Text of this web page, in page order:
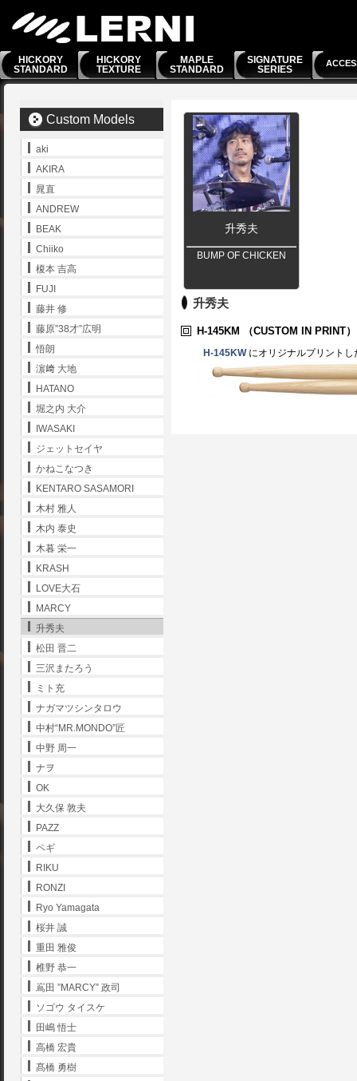
HICKORY
STANDARD
HICKORY
TEXTURE
MAPLE
STANDARD
SIGNATURE
SERIES
升秀夫
BUMP OF CHICKEN
升秀夫
H-145KM （CUSTOM IN PRINT）
H-145KWにオリジナルプリントし
Custom Models
aki
AKIRA
晁直
ANDREW
BEAK
Chiiko
榎本 吉高
FUJI
藤井 修
藤原”38才”広明
悟朗
濵﨑 大地
HATANO
堀之内 大介
IWASAKI
ジェットセイヤ
かねこなつき
KENTARO SASAMORI
木村 雅人
木内 泰史
木暮 栄一
KRASH
LOVE大石
MARCY
升秀夫
松田 晋二
三沢またろう
ミト充
ナガマツシンタロウ
中村“MR.MONDO”匠
中野 周一
ナヲ
OK
大久保 敦夫
PAZZ
ペギ
RIKU
RONZI
Ryo Yamagata
桜井 誠
重田 雅俊
椎野 恭一
嶌田 ”MARCY” 政司
ソゴウ タイスケ
田嶋 悟士
高橋 宏貴
髙橋 勇樹